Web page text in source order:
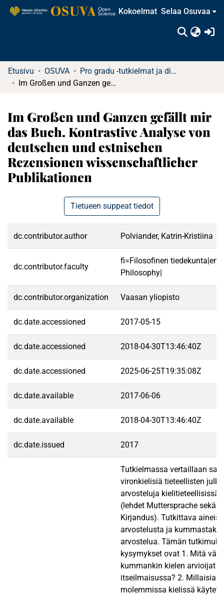
Kokoelmat Selaa Osuvaa
Etusivu OSUVA
Pro gradu -tutkielmat ja diplomityöt (rajattu saatavuus)
Im Großen und Ganzen gefällt mir das Buch. Kontrastive Analyse von deutschen und estnischen Rezensionen wissenschaftlicher Publikationen
Im Großen und Ganzen gefällt mir
das Buch. Kontrastive Analyse von
deutschen und estnischen
Rezensionen wissenschaftlicher
Publikationen
Tietueen suppeat tiedot
dc.contributor.author Polviander, Katrin-Kristiina
dc.contributor.faculty
fi=Filosofinen
Philosophy|
dc.contributor.organization Vaasan yliopisto
dc.date.accessioned 2017-05-15
dc.date.accessioned 2018-04-30T13:46:40Z
dc.date.accessioned 2025-06-25T19:35:08Z
dc.date.available 2017-06-06
dc.date.available 2018-04-30T13:46:40Z
dc.date.issued 2017
Tutkielmassa vertaillaan
vironkielisiä tieteellisten
arvosteluja kielitieteellisissä
(lehdet Muttersprache sekä
Kirjandus). Tutkittava
arvostelusta ja
arvostelua. Tämän
kysymykset ovat 1. Mitä
kummankin kielen arvioijat
itseilmaisussa? 2. Millaisia
molemmissa kielissä